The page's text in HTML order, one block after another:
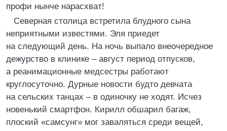
профи нынче нарасхват!
Северная столица встретила блудного сына
неприятными известями. Эля приедет
на следующий день. На ночь выпало внеочередное
дежурство в клинике – август период отпусков,
а реанимационные медсестры работают
круглосуточно. Дурные новости будто девчата
на сельских танцах – в одиночку не ходят. Исчез
новенький смартфон. Кирилл обшарил багаж,
плоский «самсунг» мог заваляться среди вещей,